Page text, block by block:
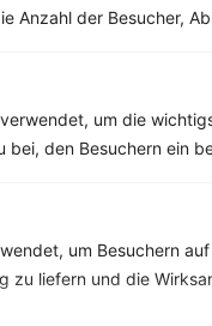
Anzahl der Besucher,
um die
bei, den Besuchern ein
um Besuchern
zu liefern und die
Rezepte
‹